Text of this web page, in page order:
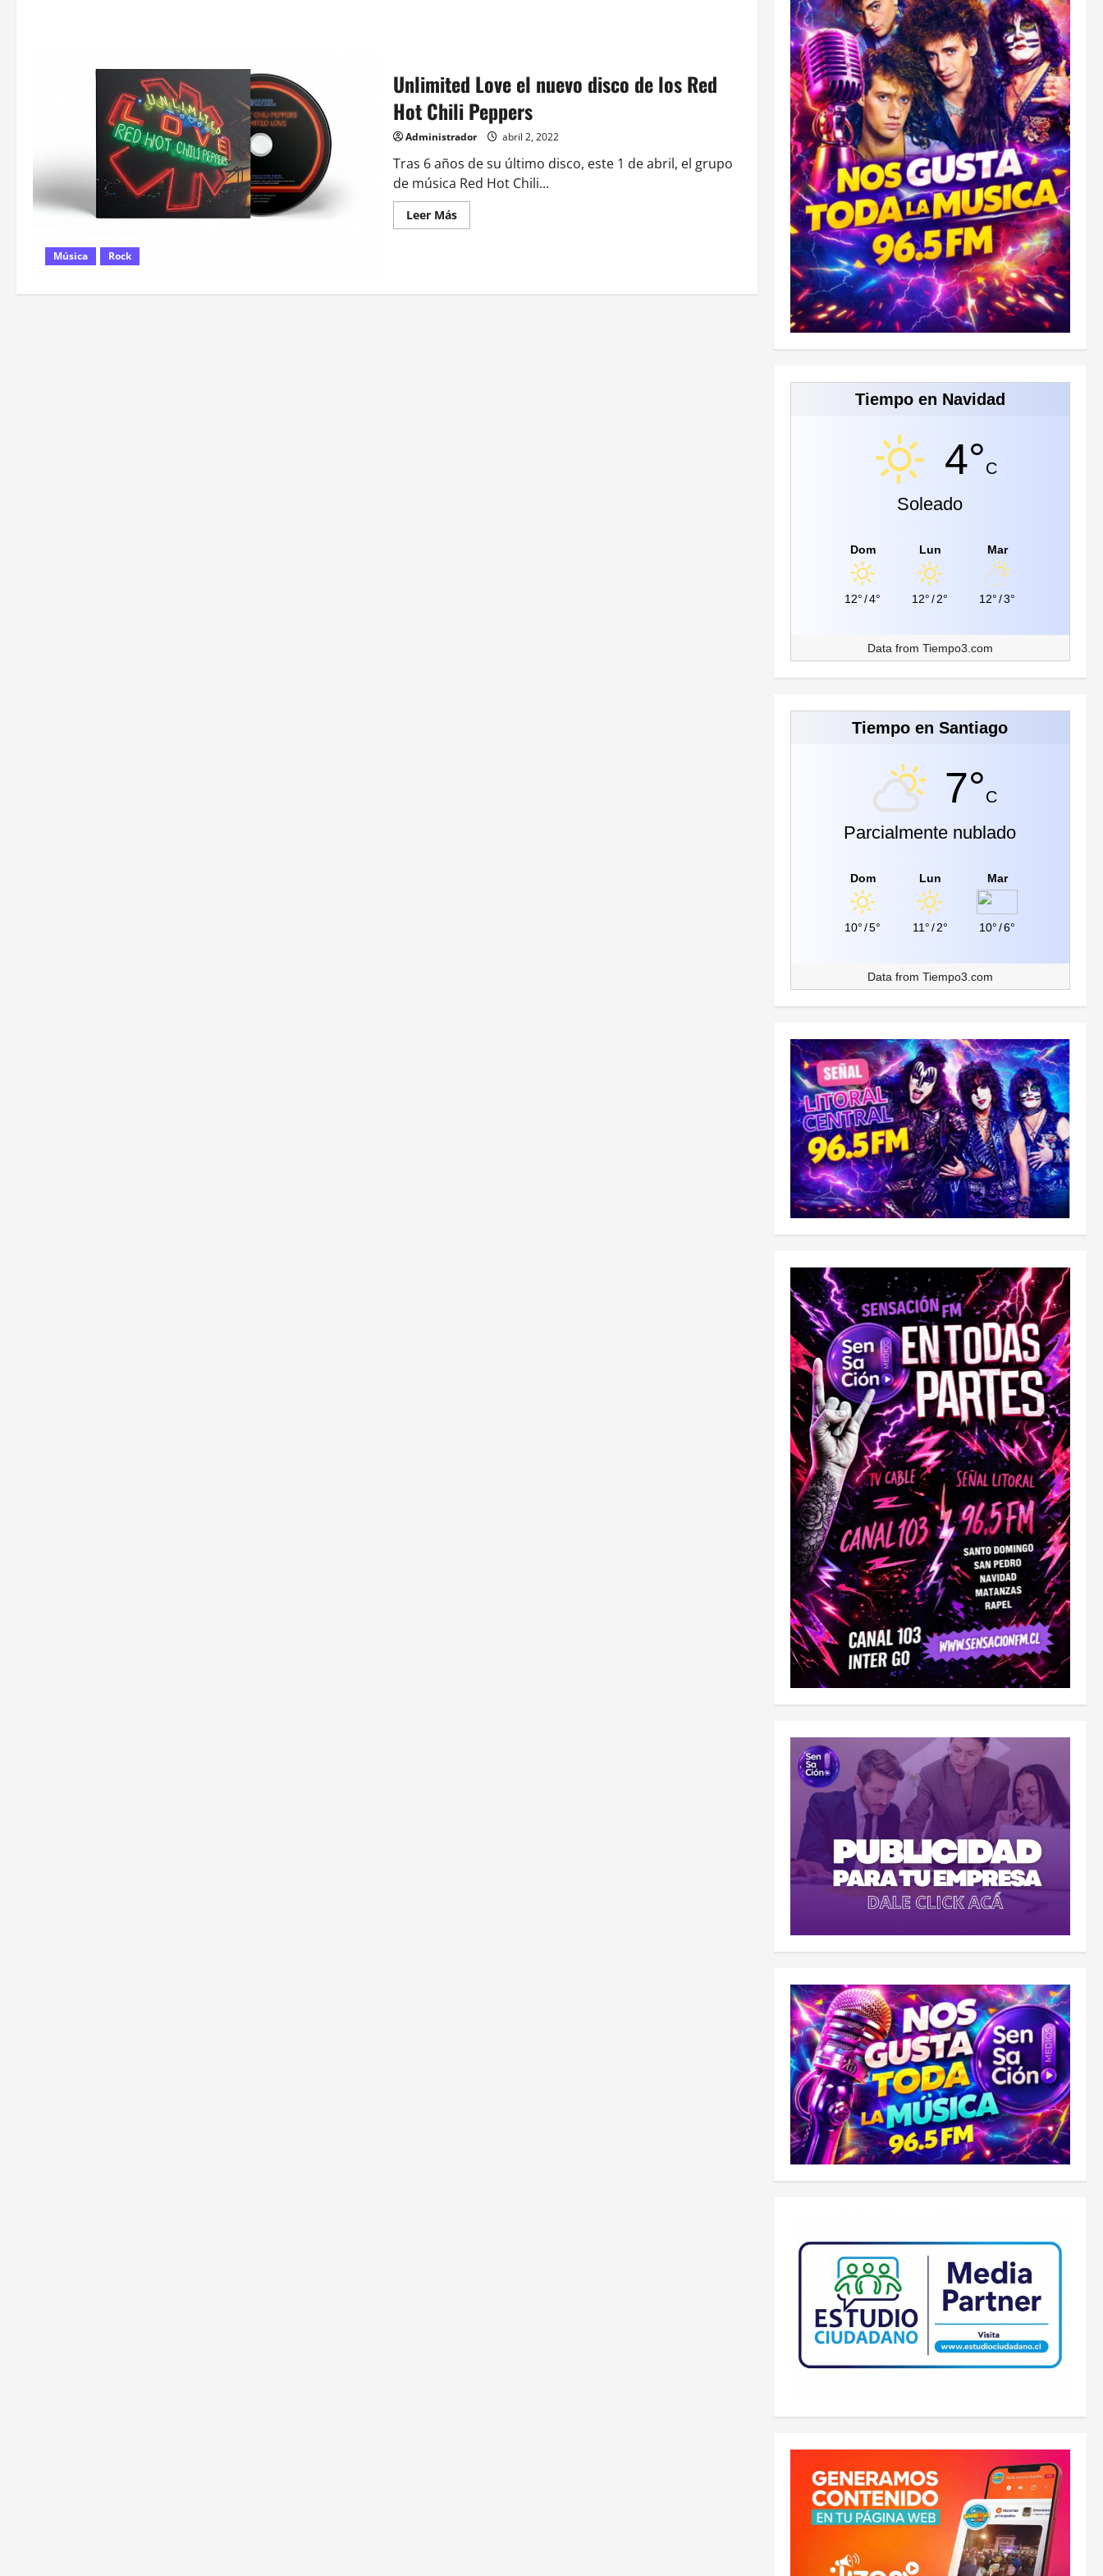
Música Rock
Unlimited Love el nuevo disco de los Red
Hot Chili Peppers
Administrador abril 2, 2022
Tras 6 años de su último disco, este 1 de abril, el grupo
de música Red Hot Chili...
Leer MásLeer
más
nuevo
Tiempo en Navidad
4°C
Soleado
Dom
12° /4°
Lun
12° /2°
Mar
12° /3°
Data from Tiempo3.com
Tiempo en Santiago
7°C
Parcialmente nublado
Dom
10° /5°
Lun
11°/2°
Mar
10° /6°
Data from Tiempo3.com